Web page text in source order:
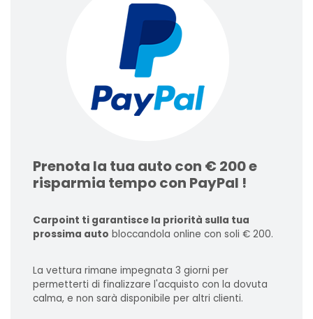
Prenota la tua auto con € 200 e
risparmia tempo con PayPal !
Carpoint ti garantisce la priorità sulla tua
prossima auto bloccandola online con soli € 200.
La vettura rimane impegnata 3 giorni per
permetterti di finalizzare l'acquisto con la dovuta
calma, e non sarà disponibile per altri clienti.